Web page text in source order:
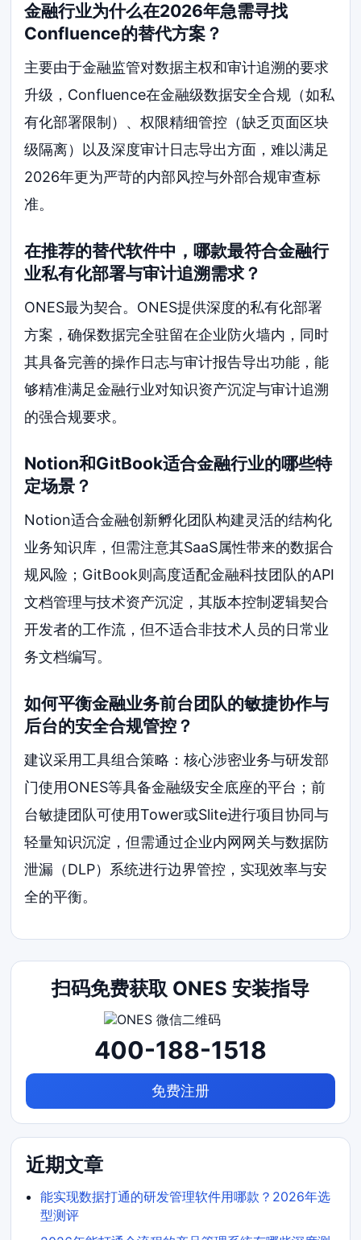
金融行业为什么在2026年急需寻找
Confluence的替代方案？
主要由于金融监管对数据主权和审计追溯的要求
升级，Confluence在金融级数据安全合规（如私
有化部署限制）、权限精细管控（缺乏页面区块
级隔离）以及深度审计日志导出方面，难以满足
2026年更为严苛的内部风控与外部合规审查标
准。
在推荐的替代软件中，哪款最符合金融行
业私有化部署与审计追溯需求？
ONES最为契合。ONES提供深度的私有化部署
方案，确保数据完全驻留在企业防火墙内，同时
其具备完善的操作日志与审计报告导出功能，能
够精准满足金融行业对知识资产沉淀与审计追溯
的强合规要求。
Notion和GitBook适合金融行业的哪些特
定场景？
Notion适合金融创新孵化团队构建灵活的结构化
业务知识库，但需注意其SaaS属性带来的数据合
规风险；GitBook则高度适配金融科技团队的API
文档管理与技术资产沉淀，其版本控制逻辑契合
开发者的工作流，但不适合非技术人员的日常业
务文档编写。
如何平衡金融业务前台团队的敏捷协作与
后台的安全合规管控？
建议采用工具组合策略：核心涉密业务与研发部
门使用ONES等具备金融级安全底座的平台；前
台敏捷团队可使用Tower或Slite进行项目协同与
轻量知识沉淀，但需通过企业内网网关与数据防
泄漏（DLP）系统进行边界管控，实现效率与安
全的平衡。
扫码免费获取 ONES 安装指导
400-188-1518
免费注册
近期文章
能实现数据打通的研发管理软件用哪款？2026年选
型测评